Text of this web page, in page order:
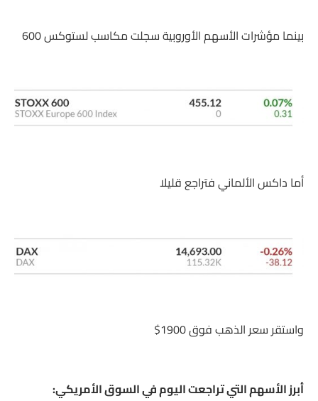
بينما مؤشرات الأسهم الأوروبية سجلت مكاسب لستوكس 600
أما داكس الألماني فتراجع قليلا
واستقر سعر الذهب فوق 1900$
أبرز الأسهم التي تراجعت اليوم في السوق الأمريكي: